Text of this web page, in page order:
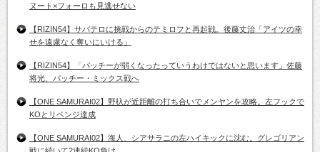
ヌート×フォーロも見逃せない
【RIZIN54】サバテロに挑戦からのテミロフと再起戦。後藤丈治「アイツの幸
せを遠慮なく奪いにいける」
【RIZIN54】「パッチーが弱くなったっていうわけではないと思います」佐藤
将光、パッチー・ミックス戦へ
【ONE SAMURAI02】野杁が近距離の打ち合いでメンヤンを攻略。左フックで
KOとリベンジ達成
【ONE SAMURAI02】海人、シアサラニの左ハイキックに沈む。グレゴリアン